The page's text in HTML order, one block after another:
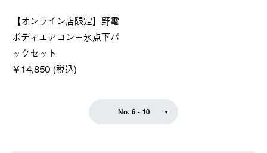
【オンライン店限定】野電
ボディエアコン＋氷点下パ
ックセット
￥14,850 (税込)
No. 6 - 10